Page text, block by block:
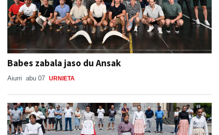
Babes zabala jaso du Ansak
Aiurri abu 07 URNIETA